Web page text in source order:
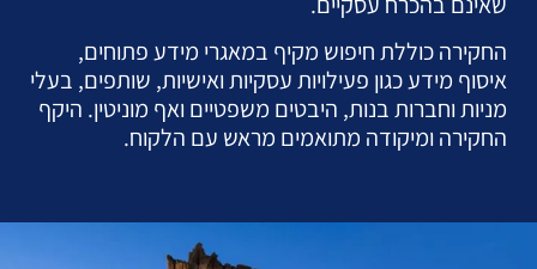
החקירה כוללת חיפוש מקיף במאגרי מידע פתוחים,
איסוף מידע כגון פעילויות עסקיות ואישיות, שותפים, בעלי
מניות וחברות בנות, היבטים משפטיים ואף מוניטין. היקף
החקירה ומיקודה מתואמים מראש עם הלקוח.